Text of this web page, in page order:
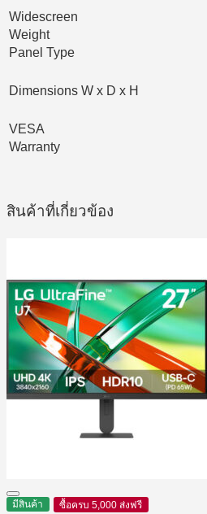
Widescreen
Weight
Panel Type
Dimensions W x D x H
VESA
Warranty
สินค้าที่เกี่ยวข้อง
มีสินค้า ซื้อครบ 5,000 ส่งฟรี